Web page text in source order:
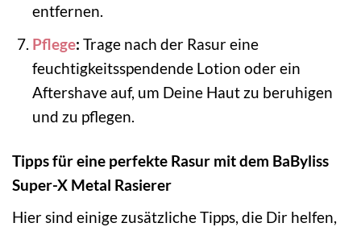
entfernen.
Pflege: Trage nach der Rasur eine
feuchtigkeitsspendende Lotion oder ein
Aftershave auf, um Deine Haut zu beruhigen
und zu pflegen.
Tipps für eine perfekte Rasur mit dem BaByliss
Super-X Metal Rasierer
Hier sind einige zusätzliche Tipps, die Dir helfen,